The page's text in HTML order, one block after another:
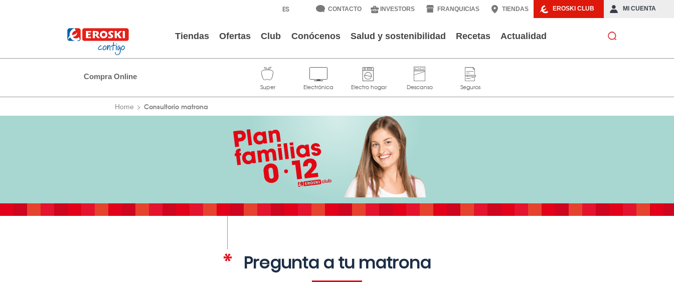
EROSKI CLUB MI CUENTA
CONTACTO INVESTORS FRANQUICIAS TIENDAS
Tiendas Ofertas Club Conócenos Salud y sostenibilidad Recetas Actualidad
Compra Online
Home Consultorio matrona
Pregunta a tu matrona